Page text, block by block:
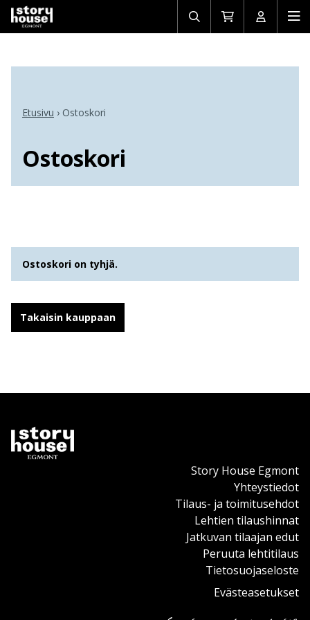
Avaa/sulje
haku
Siirry
ostoskoriin
Avaa/
Etusivu › Ostoskori
Ostoskori
Ostoskori on tyhjä.
Takaisin kauppaan
Story House Egmont
Yhteystiedot
Tilaus- ja toimitusehdot
Lehtien tilaushinnat
Jatkuvan tilaajan edut
Peruuta lehtitilaus
Tietosuojaseloste
Evästeasetukset